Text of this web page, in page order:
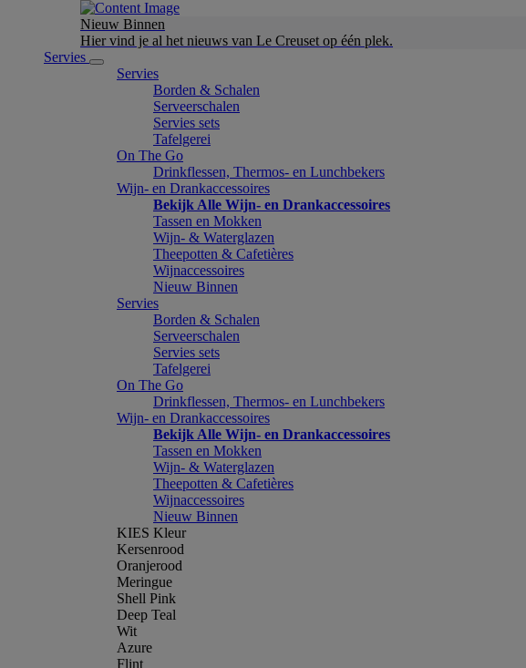
Nieuw Binnen
Hier vind je al het nieuws van Le Creuset op één plek.
Servies
Servies
Borden & Schalen
Serveerschalen
Servies sets
Tafelgerei
On The Go
Drinkflessen, Thermos- en Lunchbekers
Wijn- en Drankaccessoires
Bekijk Alle Wijn- en Drankaccessoires
Tassen en Mokken
Wijn- & Waterglazen
Theepotten & Cafetières
Wijnaccessoires
Nieuw Binnen
Servies
Borden & Schalen
Serveerschalen
Servies sets
Tafelgerei
On The Go
Drinkflessen, Thermos- en Lunchbekers
Wijn- en Drankaccessoires
Bekijk Alle Wijn- en Drankaccessoires
Tassen en Mokken
Wijn- & Waterglazen
Theepotten & Cafetières
Wijnaccessoires
Nieuw Binnen
KIES Kleur
Kersenrood
Oranjerood
Meringue
Shell Pink
Deep Teal
Wit
Azure
Flint